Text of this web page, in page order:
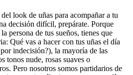
look de uñas para acompañar a tu
decisión difícil, prepárate. Porque
persona de tus sueños, tienes que
Qué vas a hacer con tus uñas el día
indecisión?), la mayoría de las
tonos nude, rosas suaves o
Pero nosotros somos partidarios de